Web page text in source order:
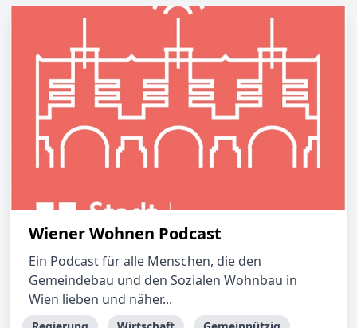
Wiener Wohnen Podcast
Ein Podcast für alle Menschen, die den
Gemeindebau und den Sozialen Wohnbau in
Wien lieben und näher...